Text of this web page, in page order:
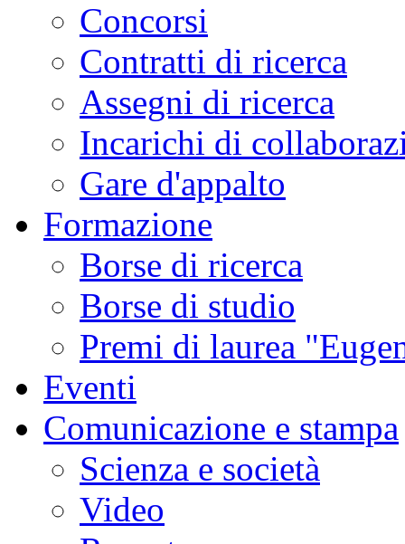
Concorsi
Contratti di ricerca
Assegni di ricerca
Incarichi di
Gare d'appalto
Formazione
Borse di ricerca
Borse di studio
Premi di laurea
Eventi
Comunicazione e stampa
Scienza e società
Video